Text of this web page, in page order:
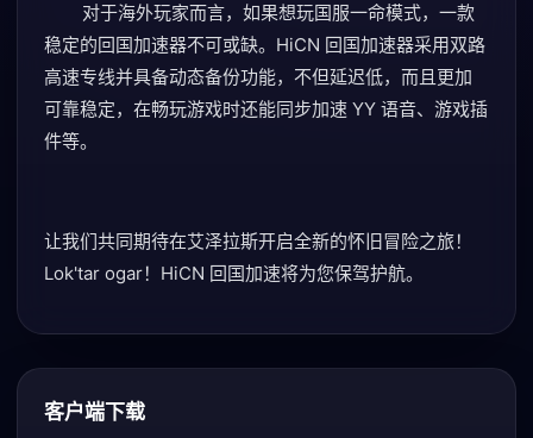
对于海外玩家而言，如果想玩国服一命模式，一款
稳定的回国加速器不可或缺。HiCN 回国加速器采用双路
高速专线并具备动态备份功能，不但延迟低，而且更加
可靠稳定，在畅玩游戏时还能同步加速 YY 语音、游戏插
件等。
让我们共同期待在艾泽拉斯开启全新的怀旧冒险之旅！
Lok'tar ogar！HiCN 回国加速将为您保驾护航。
客户端下载